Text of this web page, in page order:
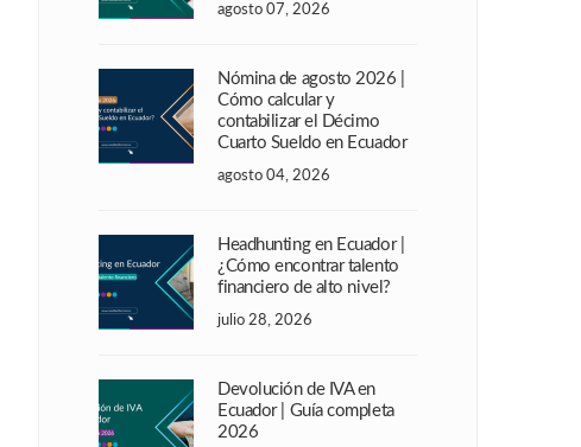
agosto 07, 2026
Nómina de agosto 2026 |
Cómo calcular y
contabilizar el Décimo
Cuarto Sueldo en Ecuador
agosto 04, 2026
Headhunting en Ecuador |
¿Cómo encontrar talento
financiero de alto nivel?
julio 28, 2026
Devolución de IVA en
Ecuador | Guía completa
2026